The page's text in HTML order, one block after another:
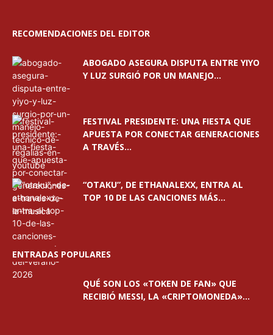
RECOMENDACIONES DEL EDITOR
ABOGADO ASEGURA DISPUTA ENTRE YIYO
Y LUZ SURGIÓ POR UN MANEJO...
FESTIVAL PRESIDENTE: UNA FIESTA QUE
APUESTA POR CONECTAR GENERACIONES
A TRAVÉS...
“OTAKU”, DE ETHANALEXX, ENTRA AL
TOP 10 DE LAS CANCIONES MÁS...
ENTRADAS POPULARES
QUÉ SON LOS «TOKEN DE FAN» QUE
RECIBIÓ MESSI, LA «CRIPTOMONEDA»...